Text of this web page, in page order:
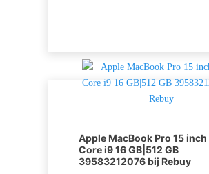
Apple MacBook Pro 15 inch
Core i9 16 GB|512 GB
39583212076 bij Rebuy